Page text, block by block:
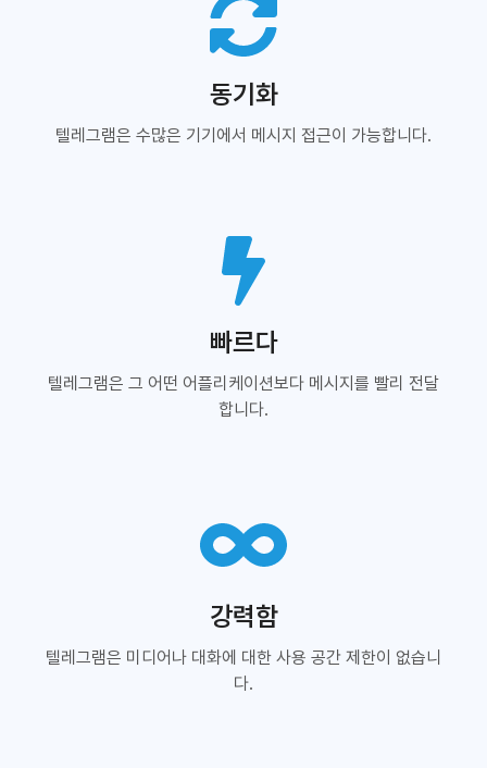
동기화
텔레그램은 수많은 기기에서 메시지 접근이 가능합니다.
빠르다
텔레그램은 그 어떤 어플리케이션보다 메시지를 빨리 전달
합니다.
강력함
텔레그램은 미디어나 대화에 대한 사용 공간 제한이 없습니
다.